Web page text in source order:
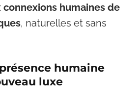
humaines de
, naturelles et sans
humaine
luxe